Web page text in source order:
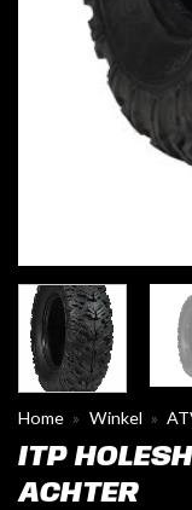
Home » Winkel »
ITP
ACHTER